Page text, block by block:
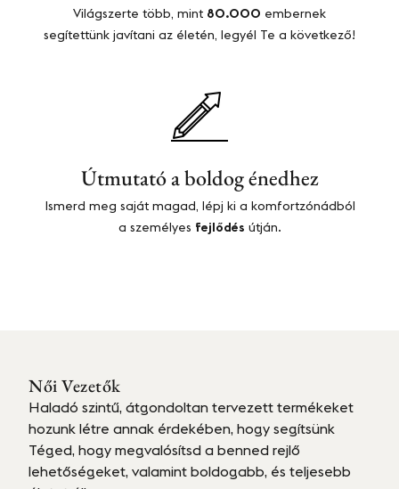
Világszerte több, mint 80.000 embernek
segítettünk javítani az életén, legyél Te a következő!
Útmutató a boldog énedhez​
Ismerd meg saját magad, lépj ki a komfortzónádból
a személyes fejlődés útján.
Női Vezetők
Haladó szintű, átgondoltan tervezett termékeket
hozunk létre annak érdekében, hogy segítsünk
Téged, hogy megvalósítsd a benned rejlő
lehetőségeket, valamint boldogabb, és teljesebb